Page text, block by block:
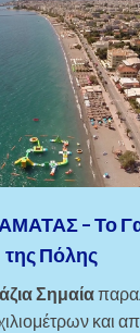
– Το
της Πόλης
Σημαία
και